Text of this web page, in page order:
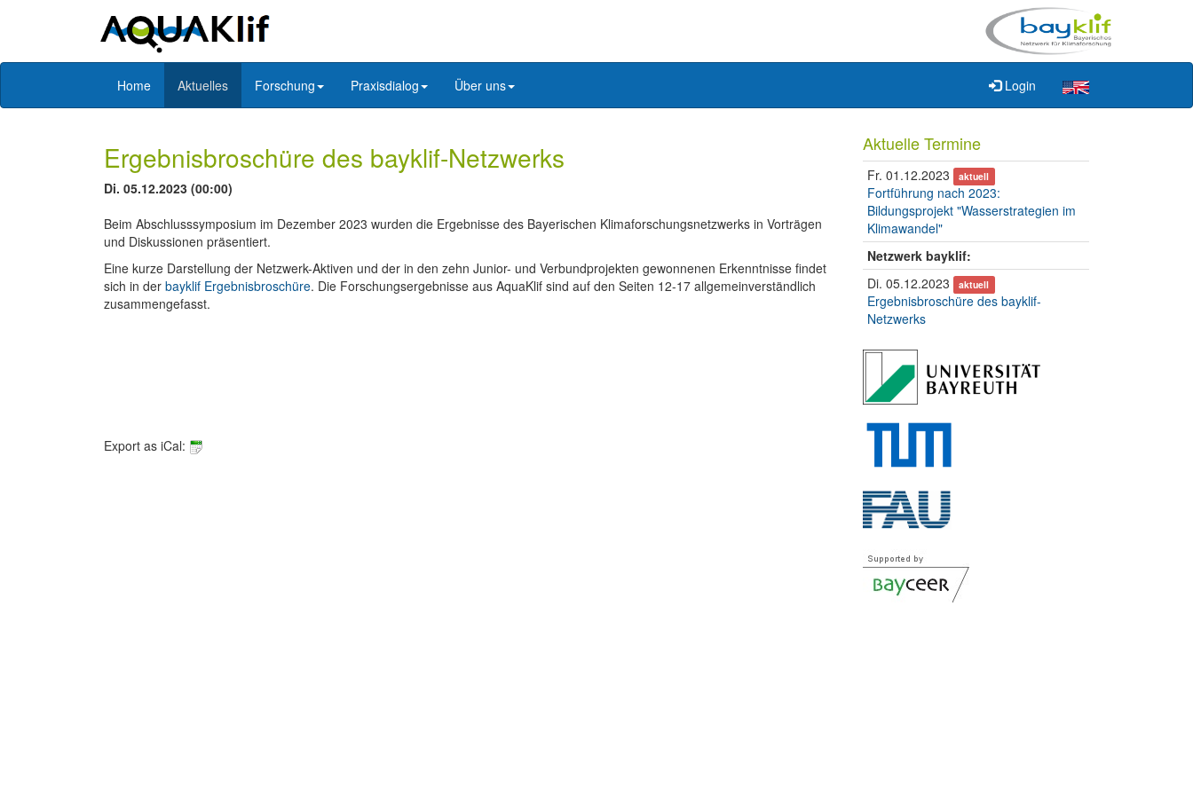
Home Aktuelles Forschung Praxisdialog Über uns Login
Ergebnisbroschüre des bayklif-Netzwerks
Di. 05.12.2023 (00:00)
Beim Abschlusssymposium im Dezember 2023 wurden die Ergebnisse des Bayerischen Klimaforschungsnetzwerks in Vorträgen
und Diskussionen präsentiert.
Eine kurze Darstellung der Netzwerk-Aktiven und der in den zehn Junior- und Verbundprojekten gewonnenen Erkenntnisse findet
sich in der bayklif Ergebnisbroschüre. Die Forschungsergebnisse aus AquaKlif sind auf den Seiten 12-17 allgemeinverständlich
zusammengefasst.
Export as iCal:
Aktuelle Termine
Fr. 01.12.2023 aktuell
Fortführung nach 2023:
Bildungsprojekt "Wasserstrategien im
Klimawandel"
Netzwerk bayklif:
Di. 05.12.2023
aktuell
Ergebnisbroschüre des bayklif-
Netzwerks